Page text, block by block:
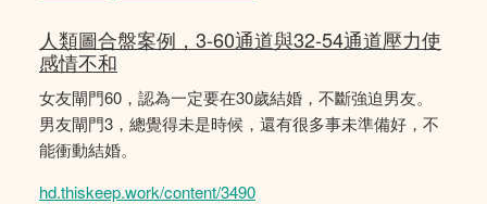
人類圖合盤案例，3-60通道與32-54通道壓力使
感情不和
女友閘門60，認為一定要在30歲結婚，不斷強迫男友。
男友閘門3，總覺得未是時候，還有很多事未準備好，不
能衝動結婚。
hd.thiskeep.work/content/3490